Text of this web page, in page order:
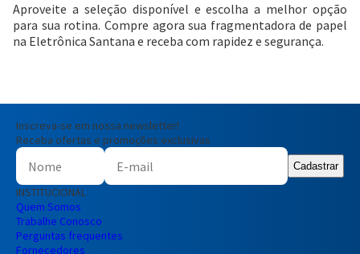
Aproveite a seleção disponível e escolha a melhor opção
para sua rotina. Compre agora sua fragmentadora de papel
na Eletrônica Santana e receba com rapidez e segurança.
Inscreva-se em nossa newsletter!
Receba ofertas e promoções exclusivas
Cadastrar
INSTITUCIONAL
Quem Somos
Trabalhe Conosco
Perguntas frequentes
Fornecedores